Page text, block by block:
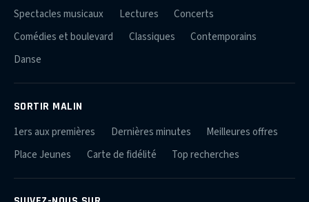
Spectacles musicaux
Lectures
Concerts
Comédies et boulevard
Classiques
Contemporains
Danse
SORTIR MALIN
1ers aux premières Dernières minutes
Meilleures offres
Place Jeunes
Carte de fidélité Top recherches